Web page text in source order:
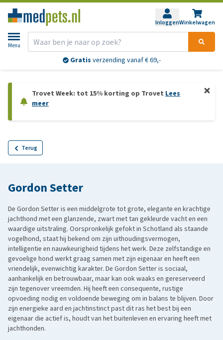
InloggenWinkelwagen
Menu
Gratis verzending vanaf € 69,-
Trovet Week: tot 15% korting op Trovet Lees
meer
Terug
Gordon Setter
De Gordon Setter is een middelgrote tot grote, elegante en krachtige
jachthond met een glanzende, zwart met tan gekleurde vacht en een
waardige uitstraling. Oorspronkelijk gefokt in Schotland als staande
vogelhond, staat hij bekend om zijn uithoudingsvermogen,
intelligentie en nauwkeurigheid tijdens het werk. Deze zelfstandige en
gevoelige hond werkt graag samen met zijn eigenaar en heeft een
vriendelijk, evenwichtig karakter. De Gordon Setter is sociaal,
aanhankelijk en betrouwbaar, maar kan ook waaks en gereserveerd
zijn tegenover vreemden. Hij heeft een consequente, rustige
opvoeding nodig en voldoende beweging om in balans te blijven. Door
zijn energieke aard en jachtinstinct past dit ras het best bij een
eigenaar die actief is, houdt van het buitenleven en ervaring heeft met
jachthonden.